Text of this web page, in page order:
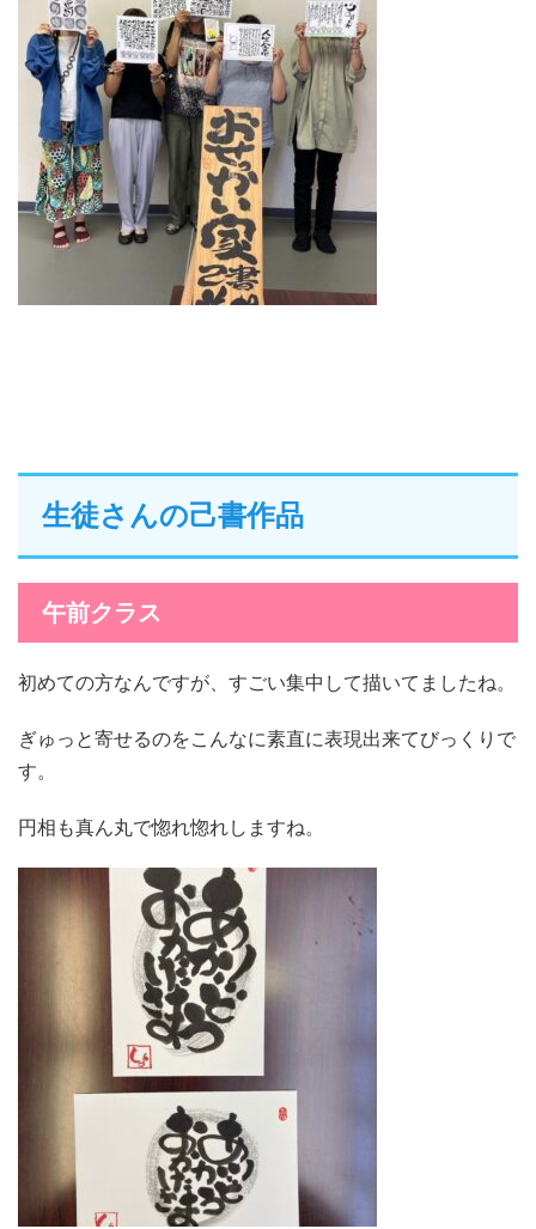
生徒さんの己書作品
午前クラス
初めての方なんですが、すごい集中して描いてましたね。
ぎゅっと寄せるのをこんなに素直に表現出来てびっくりで
す。
円相も真ん丸で惚れ惚れしますね。